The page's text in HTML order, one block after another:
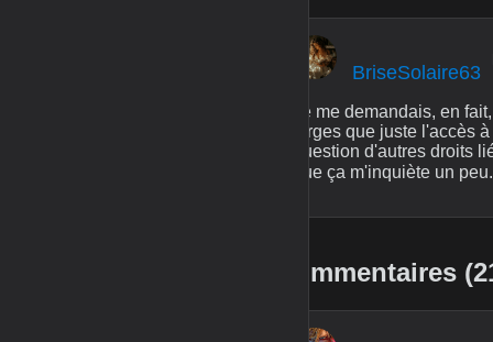
BriseSolaire63
Je me demandais, en
larges que juste l'accès
question d'autres droits
que ça m'inquiète un
Commentaires